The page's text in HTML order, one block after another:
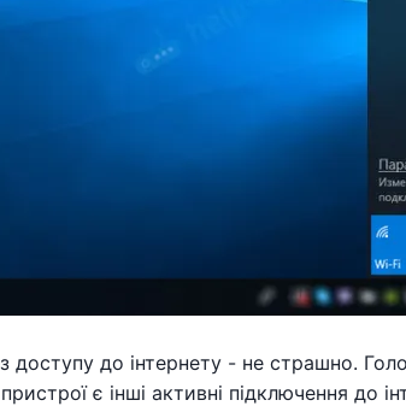
доступу до інтернету - не страшно.
є інші активні підключення до